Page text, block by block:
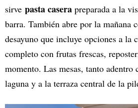
sirve pasta casera preparada a la
barra. También abre por la mañana
desayuno que incluye opciones a la
completo con frutas frescas,
momento. Las mesas, tanto adentro
laguna y a la terraza central de la